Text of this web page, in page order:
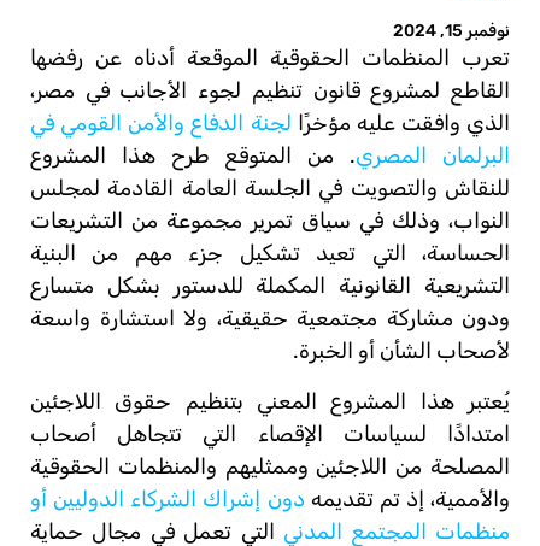
نوفمبر 15, 2024
تعرب المنظمات الحقوقية الموقعة أدناه عن رفضها
القاطع لمشروع قانون تنظيم لجوء الأجانب في مصر،
الذي وافقت عليه مؤخرًا لجنة الدفاع والأمن القومي في
البرلمان المصري. من المتوقع طرح هذا المشروع
للنقاش والتصويت في الجلسة العامة القادمة لمجلس
النواب، وذلك في سياق تمرير مجموعة من التشريعات
الحساسة، التي تعيد تشكيل جزء مهم من البنية
التشريعية القانونية المكملة للدستور بشكل متسارع
ودون مشاركة مجتمعية حقيقية، ولا استشارة واسعة
لأصحاب الشأن أو الخبرة.
يُعتبر هذا المشروع المعني بتنظيم حقوق اللاجئين
امتدادًا لسياسات الإقصاء التي تتجاهل أصحاب
المصلحة من اللاجئين وممثليهم والمنظمات الحقوقية
والأممية، إذ تم تقديمه دون إشراك الشركاء الدوليين أو
منظمات المجتمع المدني التي تعمل في مجال حماية